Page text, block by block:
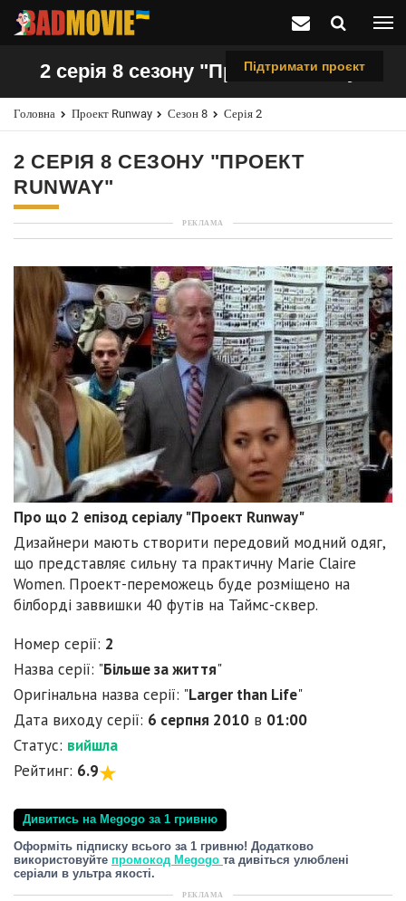
Підтримати проєкт
2 серія 8 сезону "Проект Runway"
Головна Проект Runway Сезон 8 Серія 2
2 СЕРІЯ 8 СЕЗОНУ "ПРОЕКТ
RUNWAY"
РЕКЛАМА
Про що 2 епізод серіалу "Проект Runway"
Дизайнери мають створити передовий модний одяг,
що представляє сильну та практичну Marie Claire
Women. Проект-переможець буде розміщено на
білборді заввишки 40 футів на Таймс-сквер.
Номер серії: 2
Назва серії: "Більше за життя"
Оригінальна назва серії: "Larger than Life"
Дата виходу серії: 6 серпня 2010 в 01:00
Статус: вийшла
Рейтинг: 6.9
Дивитись на Megogo за 1 гривню
Оформіть підписку всього за 1 гривню! Додатково
використовуйте промокод Megogo та дивіться улюблені
серіали в ультра якості.
РЕКЛАМА